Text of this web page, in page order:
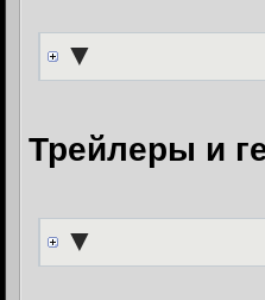
▼
Трейлеры и
▼